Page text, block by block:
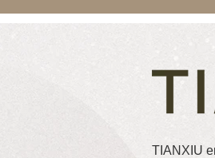
TIANXIU